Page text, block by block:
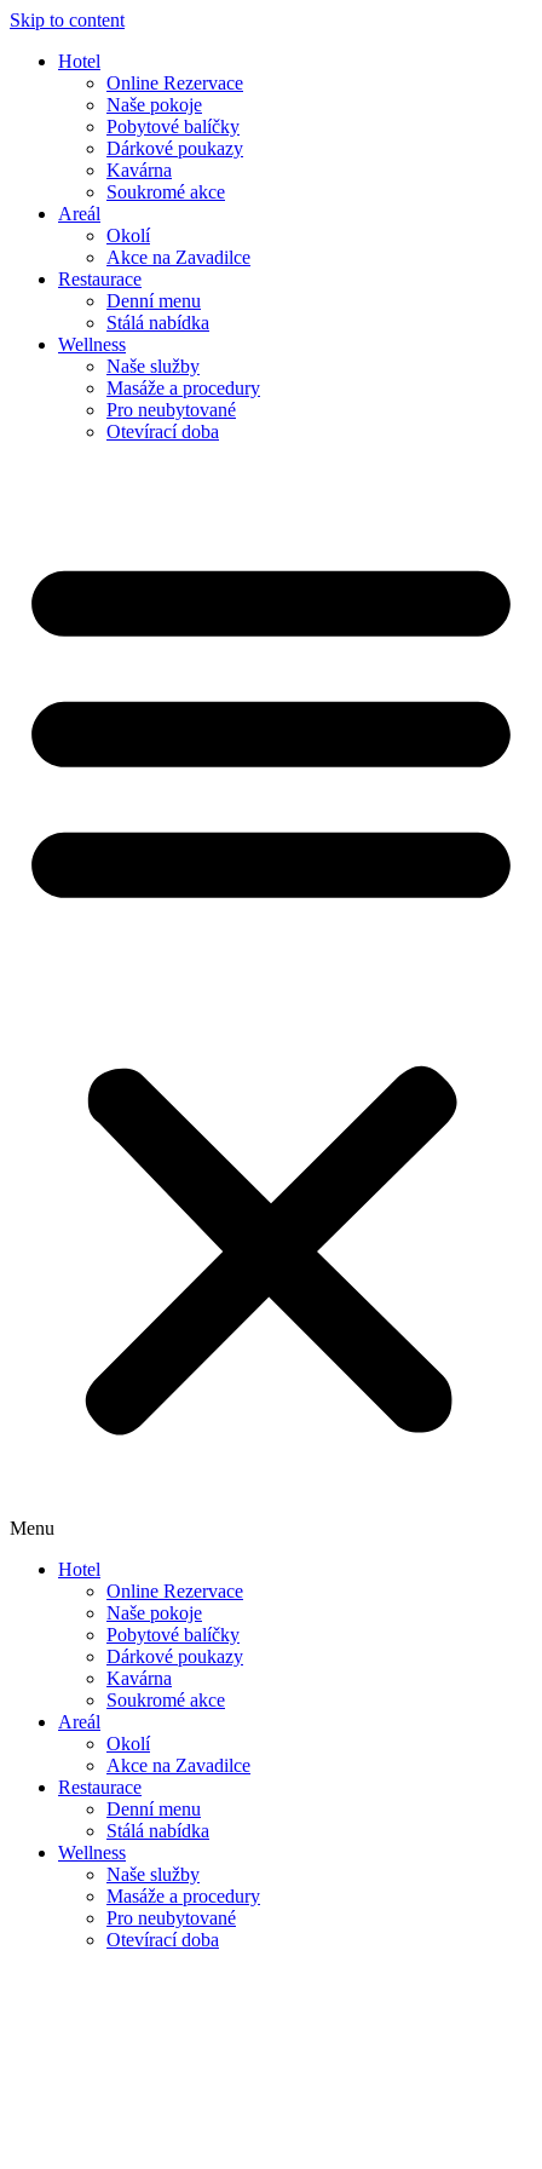
Skip to content
Hotel
Online Rezervace
Naše pokoje
Pobytové balíčky
Dárkové poukazy
Kavárna
Soukromé akce
Areál
Okolí
Akce na Zavadilce
Restaurace
Denní menu
Stálá nabídka
Wellness
Naše služby
Masáže a procedury
Pro neubytované
Otevírací doba
Menu
Hotel
Online Rezervace
Naše pokoje
Pobytové balíčky
Dárkové poukazy
Kavárna
Soukromé akce
Areál
Okolí
Akce na Zavadilce
Restaurace
Denní menu
Stálá nabídka
Wellness
Naše služby
Masáže a procedury
Pro neubytované
Otevírací doba